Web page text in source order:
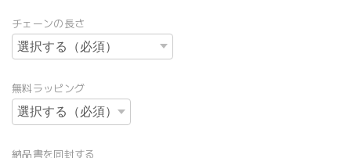
チェーンの長さ
無料ラッピング
納品書を同封する